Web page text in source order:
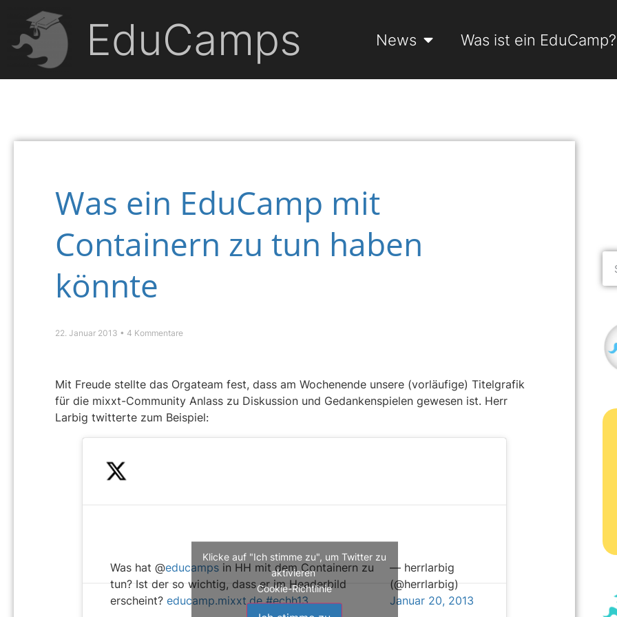
EduCamps News Was ist ein EduCamp?
Was ein EduCamp mit
Containern zu tun haben
könnte
22. Januar 2013 4 Kommentare
Mit Freude stellte das Orgateam fest, dass am Wochenende unsere (vorläufige) Titelgrafik
für die mixxt-Community Anlass zu Diskussion und Gedankenspielen gewesen ist. Herr
Larbig twitterte zum Beispiel:
Was hat @educamps in HH mit dem Containern zu
tun? Ist der so wichtig, dass er im Headerbild
erscheint? educamp.mixxt.de #echh13
— herrlarbig
(@herrlarbig)
Januar 20, 2013
Klicke auf "Ich stimme zu", um Twitter zu
aktivieren
Cookie-Richtlinie